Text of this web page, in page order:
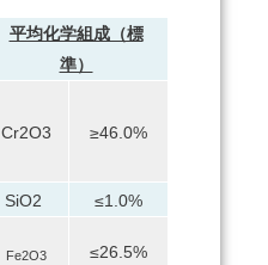
平均化学組成（標
準）
Cr2O3 ≥46.0%
SiO2
≤1.0%
Fe2O3 ≤26.5%